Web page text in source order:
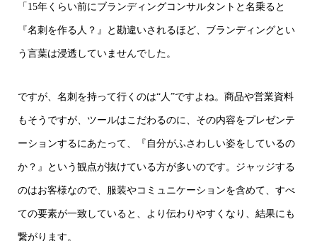
「15年くらい前にブランディングコンサルタントと名乗ると
『名刺を作る人？』と勘違いされるほど、ブランディングとい
う言葉は浸透していませんでした。
ですが、名刺を持って行くのは“人”ですよね。商品や営業資料
もそうですが、ツールはこだわるのに、その内容をプレゼンテ
ーションするにあたって、『自分がふさわしい姿をしているの
か？』という観点が抜けている方が多いのです。ジャッジする
のはお客様なので、服装やコミュニケーションを含めて、すべ
ての要素が一致していると、より伝わりやすくなり、結果にも
繋がります。